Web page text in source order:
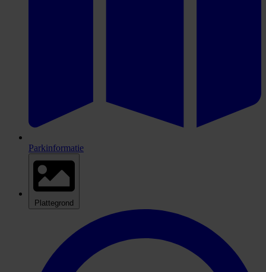
Parkinformatie
Plattegrond